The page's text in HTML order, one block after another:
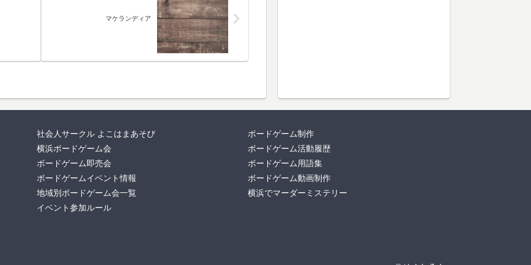
マケランディア
社会人サークル よこはまあそび
横浜ボードゲーム会
ボードゲーム即売会
ボードゲームイベント情報
地域別ボードゲーム会一覧
イベント参加ルール
ボードゲーム制作
ボードゲーム活動履歴
ボードゲーム用語集
ボードゲーム動画制作
横浜でマーダーミステリー